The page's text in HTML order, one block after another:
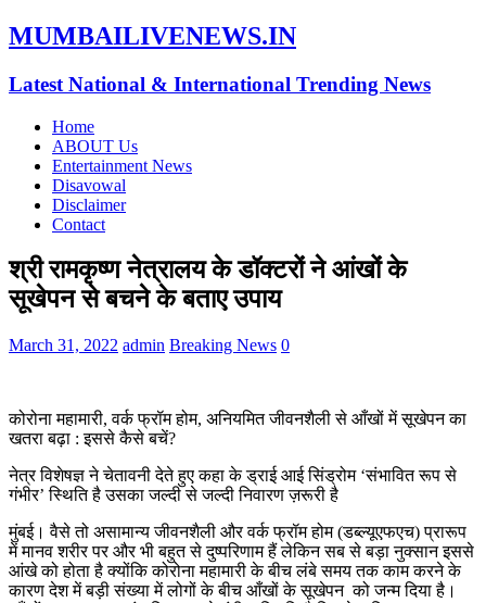
MUMBAILIVENEWS.IN
Latest National & International Trending News
Home
ABOUT Us
Entertainment News
Disavowal
Disclaimer
Contact
श्री रामकृष्ण नेत्रालय के डॉक्टरों ने आंखों के
सूखेपन से बचने के बताए उपाय
March 31, 2022 admin Breaking News 0
कोरोना महामारी, वर्क फ्रॉम होम, अनियमित जीवनशैली से आँखों में सूखेपन का
खतरा बढ़ा : इससे कैसे बचें?
नेत्र विशेषज्ञ ने चेतावनी देते हुए कहा के ड्राई आई सिंड्रोम ‘संभावित रूप से
गंभीर’ स्थिति है उसका जल्दी से जल्दी निवारण ज़रूरी है
मुंबई। वैसे तो असामान्य जीवनशैली और वर्क फ्रॉम होम (डब्ल्यूएफएच) प्रारूप
में मानव शरीर पर और भी बहुत से दुष्परिणाम हैं लेकिन सब से बड़ा नुक्सान इससे
आंखे को होता है क्योंकि कोरोना महामारी के बीच लंबे समय तक काम करने के
कारण देश में बड़ी संख्या में लोगों के बीच आँखों के सूखेपन को जन्म दिया है।